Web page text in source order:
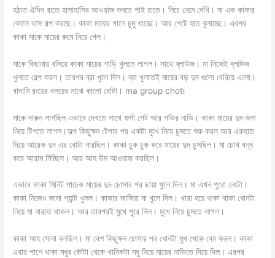
হঠাত ঐদিন রাতে হাসাহাসির আওয়াজ শুনতে পাই রাতে। নিচে নেমে দেখি। মা এক কাকার
কোলে বসে গল্প করছে। কাকা মায়ের গালে চুমু খাচ্ছে। আর পেটে হাত বুলাচ্ছে। এরপর
কাকা মাকে মায়ের রুমে নিয়ে গেল।
মাকে বিছানায় বসিয়ে কাকা মায়ের শাড়ি খুলতে লাগল। সাথে ব্লাউজ। মা নিজেই ব্লাউজ
খুলতে হেল্প করল। তারপর ব্রা খুলে দিল। ব্রা খুলতেই মায়ের বড় দুদ গুলো বেরিয়ে এলো।
বাদামি রংয়ের বলয়ের মাঝে কালো বোটা। ma group choti
মাকে দারুন লাগছিল এভাবে দেখতে সাথে ফর্সা পেট আর গভির নাভি। কাকা মায়ের দুদ গুলা
নিয়ে টিপতে লাগল।অল্প কিছুক্ষন টেপার পর একটা মুখে নিয়ে চুসতে শুরু করল আর একহাত
দিয়ে আরেক দুদ এর বোটা নারছিল। কাকা চুক চুক করে মায়ের দুদ চুসছিল। মা চোখ বন্ধ
করে আরাম নিচ্ছিল। আর আহ উম আওয়াজ করছিল।
এভাবে কাকা মিনিট পাচেক মায়ের দুদ চোসার পর ছায়া খুলে দিল। মা এখন পুরো নেংটা।
কাকা নিজেও জামা প্যান্ট খুলল। কাকার জাঙ্গিয়া মা খুলে দিল। খারা হয়ে থাকা থাকা ধোনটা
নিয়ে মা নারতে থাকল। আর তারপরই মুখে পুরে নিল। মুখে নিয়ে চুসতে লাগল।
কাকা আহ সোনা বলছিল। মা বেশ কিছুক্ষন চোসার পর ধোনটা মুখ থেকে বের করল। কাকা
এবার পাশে থাকা মধুর কৌটা থেকে খানিকটা মধু নিয়ে মায়ের নাভিতে দিয়ে দিল। এরপর